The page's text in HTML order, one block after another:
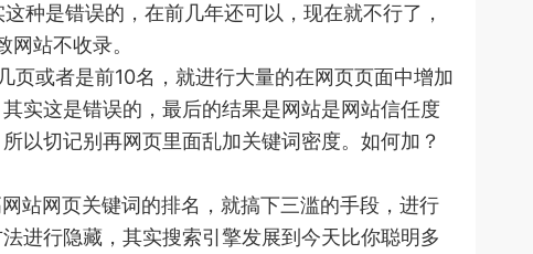
是错误的，在前几年还可以，现在就不行了，
站不收录。
或者是前10名，就进行大量的在网页页面中增加
实这是错误的，最后的结果是网站是网站信任度
以切记别再网页里面乱加关键词密度。如何加？
网页关键词的排名，就搞下三滥的手段，进行
进行隐藏，其实搜索引擎发展到今天比你聪明多